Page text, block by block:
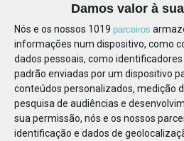
Damos valor à
Nós e os nossos 1019 parceiros
informações num dispositivo, como
dados pessoais, como
padrão enviadas por um dispositivo
conteúdos personalizados, medição
pesquisa de audiências e
sua permissão, nós e os nossos
identificação e dados de